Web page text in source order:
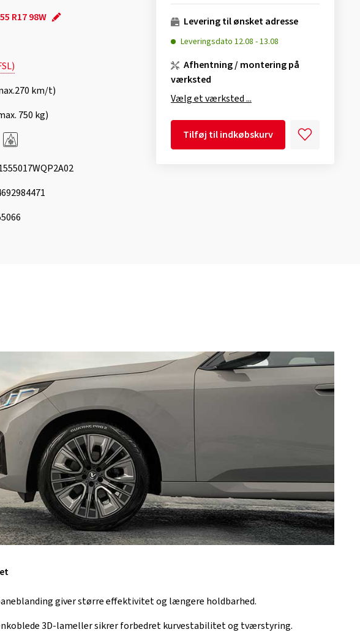
R17 98W
km/t)
750 kg)
Levering til ønsket adresse
Leveringsdato 12.08 -13.08
Afhentning / montering på
værksted
Vælg et værksted ...
Tilføj til indkøbskurv
giver større effektivitet og længere holdbarhed.
3D-lameller sikrer forbedret kurvestabilitet og tværstyring.